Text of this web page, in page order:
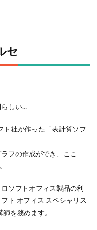
セ
らしい…
ト社が作った「表計算ソフ
フの作成ができ、ここ
ソフトオフィス製品の利
ト オフィス スペシャリス
を務めます。